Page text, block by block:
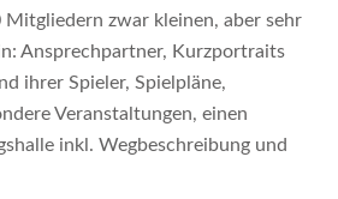
zwar kleinen, aber sehr
Ansprechpartner, Kurzportraits
ihrer Spieler, Spielpläne,
Veranstaltungen, einen
inkl. Wegbeschreibung und